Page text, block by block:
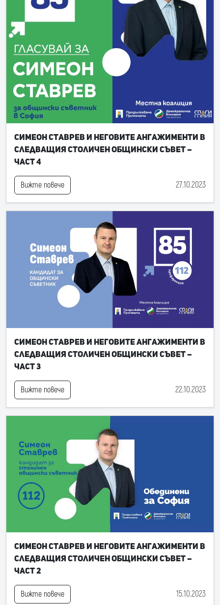
Симеон Ставрев и неговите ангажименти в
следващия Столичен общински съвет –
част 4
Вижте повече 27.10.2023
Симеон Ставрев и неговите ангажименти в
следващия Столичен общински съвет –
част 3
Вижте повече 22.10.2023
Симеон Ставрев и неговите ангажименти в
следващия Столичен общински съвет –
част 2
Вижте повече 15.10.2023